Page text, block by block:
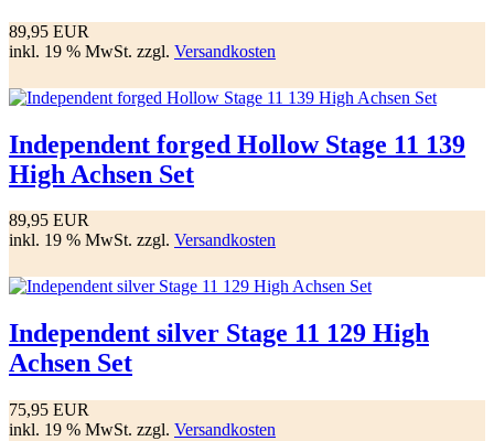
89,95 EUR
inkl. 19 % MwSt. zzgl. Versandkosten
Independent forged Hollow Stage 11 139
High Achsen Set
89,95 EUR
inkl. 19 % MwSt. zzgl. Versandkosten
Independent silver Stage 11 129 High
Achsen Set
75,95 EUR
inkl. 19 % MwSt. zzgl. Versandkosten